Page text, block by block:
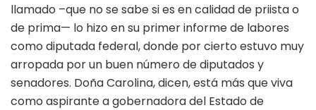
llamado –que no se sabe si es en calidad de priista o
de prima— lo hizo en su primer informe de labores
como diputada federal, donde por cierto estuvo muy
arropada por un buen número de diputados y
senadores. Doña Carolina, dicen, está más que viva
como aspirante a gobernadora del Estado de